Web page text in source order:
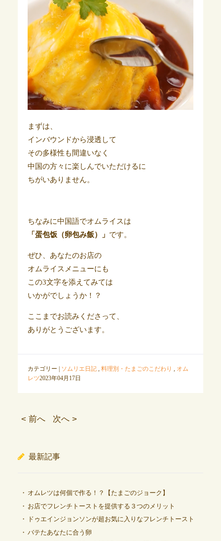
まずは、
インバウンドから浸透して
その多様性も間違いなく
中国の方々に楽しんでいただけるに
ちがいありません。
ちなみに中国語でオムライスは
「蛋包饭（卵包み飯）」 です。
ぜひ、あなたのお店の
オムライスメニューにも
この3文字を添えてみては
いかがでしょうか！？
ここまでお読みくださって、
ありがとうございます。
カテゴリー | ソムリエ日記, 料理別・たまごのこだわり , オム
レツ2023年04月17日
< 前へ 次へ >
最新記事
オムレツは何個で作る！？【たまごのジョーク】
お店でフレンチトーストを提供する３つのメリット
ドゥエインジョンソンが超お気に入りなフレンチトースト
バテたあなたに合う卵